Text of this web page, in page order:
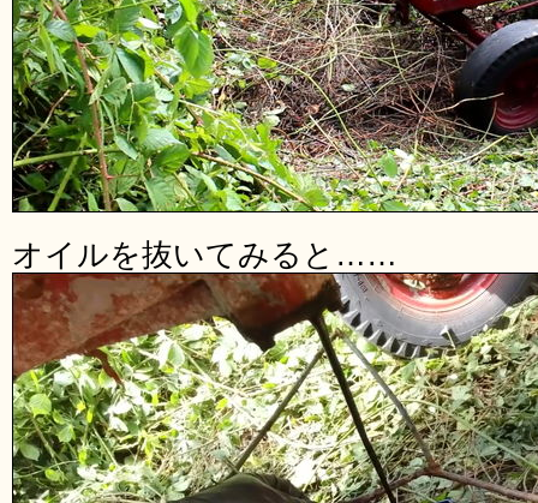
オイルを抜いてみると……